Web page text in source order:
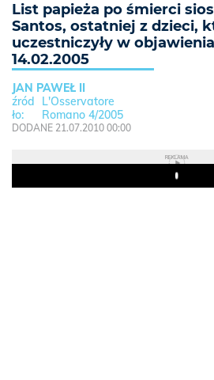
List papieża po śmierci
Santos, ostatniej z dzieci,
uczestniczyły w
14.02.2005
JAN PAWEŁ II
L'Osservatore
Romano 4/2005
DODANE 21.07.2010 00:00
REKLAMA
Play